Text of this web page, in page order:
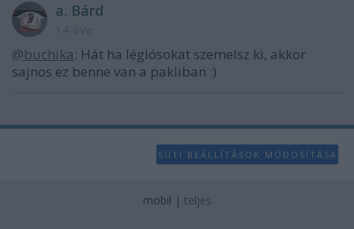
a. Bárd
@buchika: Hát ha légiósokat szemelsz ki, akkor
sajnos ez benne van a pakliban :)
SÜTI BEÁLLÍTÁSOK MÓDOSÍTÁSA
mobil | teljes